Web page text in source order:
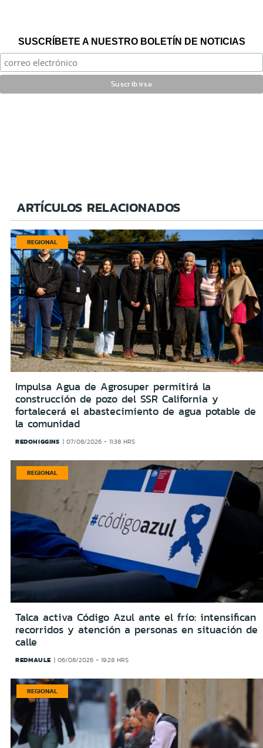
SUSCRÍBETE A NUESTRO BOLETÍN DE NOTICIAS
ARTÍCULOS RELACIONADOS
REGIONAL
Impulsa Agua de Agrosuper permitirá la
construcción de pozo del SSR California y
fortalecerá el abastecimiento de agua potable de
la comunidad
REDOHIGGINS 07/08/2026 - 11:38 HRS
REGIONAL
Talca activa Código Azul ante el frío: intensifican
recorridos y atención a personas en situación de
calle
REDMAULE 06/08/2026 - 19:28 HRS
REGIONAL